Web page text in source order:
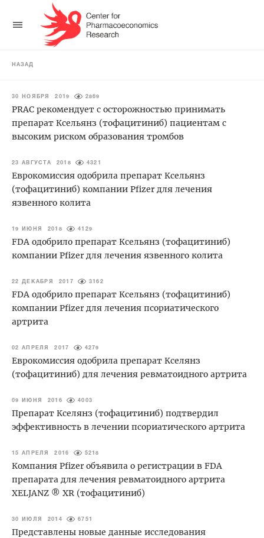
НАЗАД
30 НОЯБРЯ 2019 2869
PRAC рекомендует с осторожностью принимать
препарат Ксельянз (тофацитиниб) пациентам с
высоким риском образования тромбов
23 АВГУСТА 2018 4321
Еврокомиссия одобрила препарат Ксельянз
(тофацитиниб) компании Pfizer для лечения
язвенного колита
19 ИЮНЯ 2018 4129
FDA одобрило препарат Ксельянз (тофацитиниб)
компании Pfizer для лечения язвенного колита
22 ДЕКАБРЯ 2017 3162
FDA одобрило препарат Ксельянз (тофацитиниб)
компании Pfizer для лечения псориатического
артрита
02 АПРЕЛЯ 2017 4279
Еврокомиссия одобрила препарат Кселянз
(тофацитиниб) для лечения ревматоидного артрита
09 ИЮНЯ 2016 4003
Препарат Кселянз (тофацитиниб) подтвердил
эффективность в лечении псориатического артрита
15 АПРЕЛЯ 2016 5218
Компания Pfizer объявила о регистрации в FDA
препарата для лечения ревматоидного артрита
XELJANZ ® XR (тофацитиниб)
30 ИЮЛЯ 2014 6751
Представлены новые данные исследования